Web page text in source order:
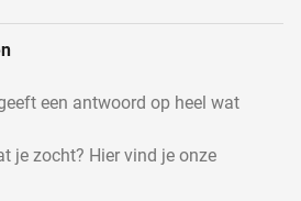
een antwoord op heel wat
je zocht? Hier vind je onze